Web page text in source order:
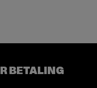
BETALING